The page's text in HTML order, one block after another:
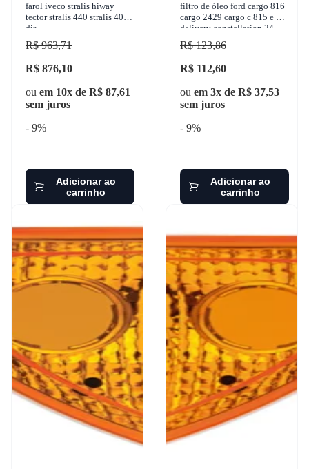
farol iveco stralis hiway
tector stralis 440 stralis 400
dir
R$ 963,71
R$ 876,10
ou em 10x de R$ 87,61
sem juros
- 9%
Adicionar ao
carrinho
filtro de óleo ford cargo 816
cargo 2429 cargo c 815 e vw
delivery constellation 24-
250 2003-2016 wega - wo-
612
R$ 123,86
R$ 112,60
ou em 3x de R$ 37,53
sem juros
- 9%
Adicionar ao
carrinho